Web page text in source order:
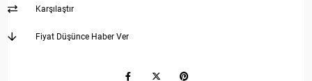
Karşılaştır
Fiyat Düşünce Haber Ver